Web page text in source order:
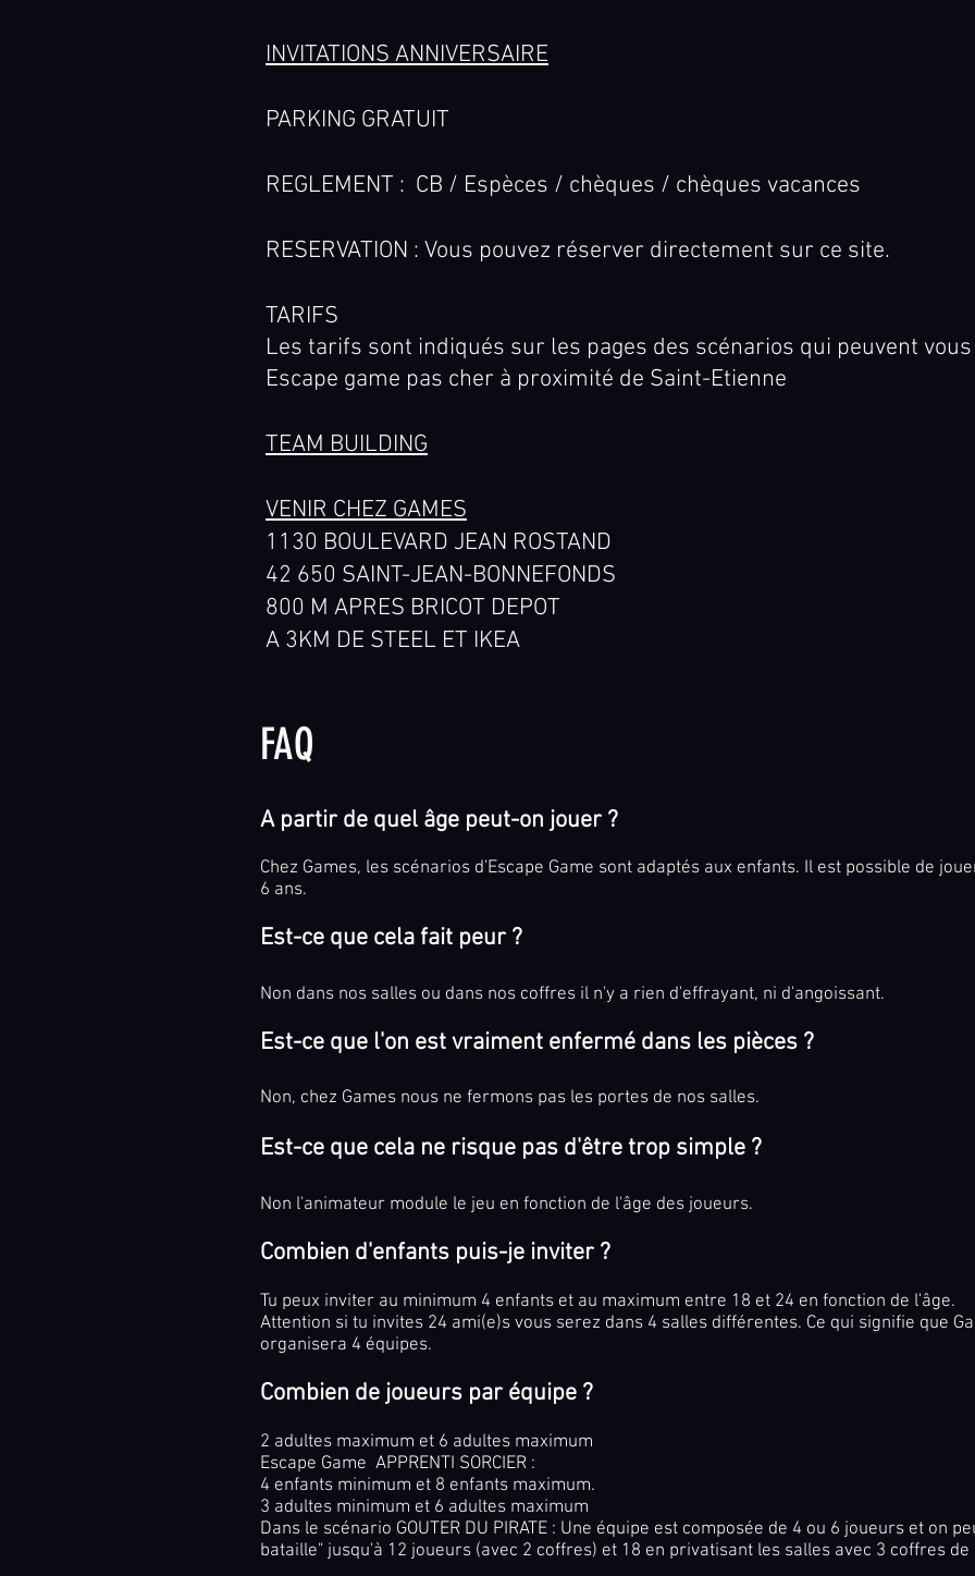
INVITATIONS ANNIVERSAIRE
PARKING GRATUIT
REGLEMENT : CB / Espèces / chèques / chèques vacances
RESERVATION : Vous pouvez réserver directement sur ce site.
TARIFS
Les tarifs sont indiqués sur les pages des scénarios qui peuvent
Escape game pas cher à proximité de Saint-Etienne
TEAM BUILDING
VENIR CHEZ GAMES
1130 BOULEVARD JEAN ROSTAND
42 650 SAINT-JEAN-BONNEFONDS
800 M APRES BRICOT DEPOT
A 3KM DE STEEL ET IKEA
FAQ
A partir de quel âge peut-on jouer ?
Chez Games, les scénarios d'Escape Game sont adaptés aux enfants. Il est possible de
6 ans.
Est-ce que cela fait peur ?
Non dans nos salles ou dans nos coffres il n'y a rien d'effrayant, ni d'angoissant.
Est-ce que l'on est vraiment enfermé dans les pièces ?
Non, chez Games nous ne fermons pas les portes de nos salles.
Est-ce que cela ne risque pas d'être trop simple ?
Non l'animateur module le jeu en fonction de l'âge des joueurs.
Combien d'enfants puis-je inviter ?
Tu peux inviter au minimum 4 enfants et au maximum entre 18 et 24 en fonction de l'âge.
Attention si tu invites 24 ami(e)s vous serez dans 4 salles différentes. Ce qui signifie que
organisera 4 équipes.
Combien de joueurs par équipe ?
2 adultes maximum et 6 adultes maximum
Escape Game APPRENTI SORCIER :
4 enfants minimum et 8 enfants maximum.
3 adultes minimum et 6 adultes maximum
Dans le scénario GOUTER DU PIRATE : Une équipe est composée de 4 ou 6 joueurs et on
bataille" jusqu'à 12 joueurs (avec 2 coffres) et 18 en privatisant les salles avec 3 coffres de